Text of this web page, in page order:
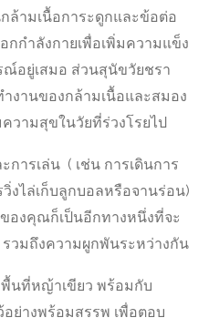
ล้ามเนื้อการะดูกและข้อต่อ
กกำลังกายเพื่อเพิ่มความแข็ง
ณ์อยู่เสมอ ส่วนสุนัขวัยชรา
งานของกล้ามเนื้อและสมอง
วามสุขในวัยที่ร่วงโรยไป
ารเล่น ( เช่น การเดินการ
งไล่เก็บลูกบอลหรือจานร่อน)
องคุณก็เป็นอีกทางหนึ่งที่จะ
วมถึงความผูกพันระหว่างกัน
พื้นที่หญ้าเขียว พร้อมกับ
ย่างพร้อมสรรพ เพื่อตอบ